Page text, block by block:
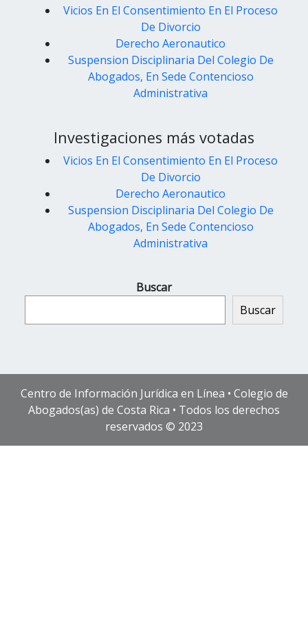
Vicios En El Consentimiento En El Proceso
De Divorcio
Derecho Aeronautico
Suspension Disciplinaria Del Colegio De
Abogados, En Sede Contencioso
Administrativa
Investigaciones más votadas
Vicios En El Consentimiento En El Proceso
De Divorcio
Derecho Aeronautico
Suspension Disciplinaria Del Colegio De
Abogados, En Sede Contencioso
Administrativa
Buscar
Buscar
Centro de Información Jurídica en Línea • Colegio de
Abogados(as) de Costa Rica • Todos los derechos
reservados © 2023